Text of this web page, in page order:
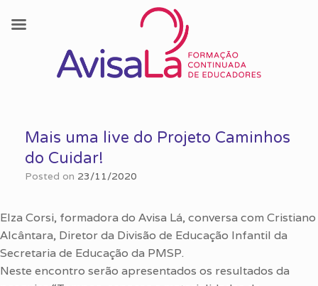
contentMais uma live do Projeto Caminhos
do Cuidar!
Posted on 23/11/2020
Elza Corsi, formadora do Avisa Lá, conversa com Cristiano
Alcântara, Diretor da Divisão de Educação Infantil da
Secretaria de Educação da PMSP.
Neste encontro serão apresentados os resultados da